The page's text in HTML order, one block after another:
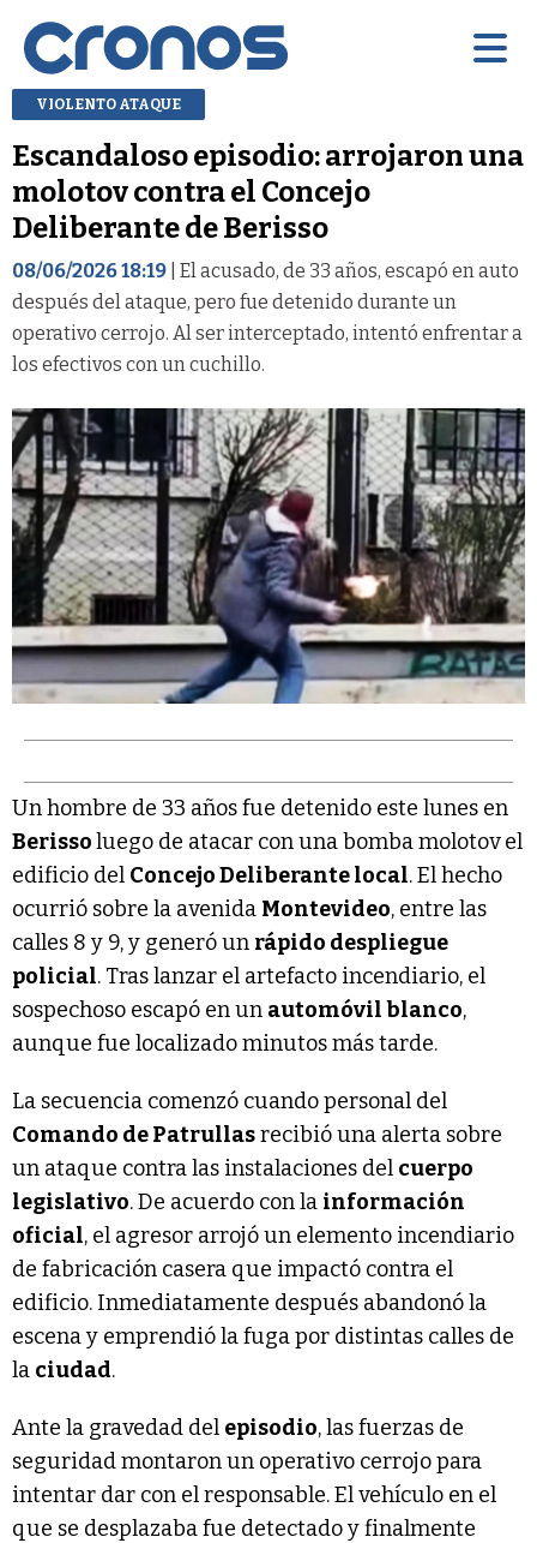
VIOLENTO ATAQUE
Escandaloso episodio: arrojaron una
molotov contra el Concejo
Deliberante de Berisso
08/06/2026 18:19 | El acusado, de 33 años, escapó en auto
después del ataque, pero fue detenido durante un
operativo cerrojo. Al ser interceptado, intentó enfrentar a
los efectivos con un cuchillo.
Un hombre de 33 años fue detenido este lunes en
Berissoluego de atacar con una bomba molotov el
edificio del Concejo Deliberante local. El hecho
ocurrió sobre la avenida Montevideo, entre las
calles 8 y 9, y generó un rápido despliegue
policial. Tras lanzar el artefacto incendiario, el
sospechoso escapó en un automóvil blanco,
aunque fue localizado minutos más tarde.
La secuencia comenzó cuando personal del
Comando de Patrullasrecibió una alerta sobre
un ataque contra las instalaciones del cuerpo
legislativo. De acuerdo con la información
oficial, el agresor arrojó un elemento incendiario
de fabricación casera que impactó contra el
edificio. Inmediatamente después abandonó la
escena y emprendió la fuga por distintas calles de
la ciudad.
Ante la gravedad del episodio, las fuerzas de
seguridad montaron un operativo cerrojo para
intentar dar con el responsable. El vehículo en el
que se desplazaba fue detectado y finalmente